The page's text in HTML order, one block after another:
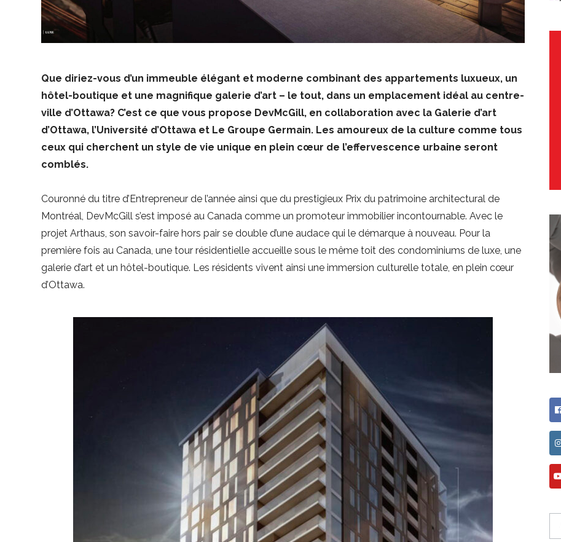
Que diriez-vous d’un immeuble élégant et moderne combinant des appartements luxueux, un
hôtel-boutique et une magnifique galerie d’art – le tout, dans un emplacement idéal au centre-
ville d’Ottawa? C’est ce que vous propose DevMcGill, en collaboration avec la Galerie d’art
d’Ottawa, l’Université d’Ottawa et Le Groupe Germain. Les amoureux de la culture comme tous
ceux qui cherchent un style de vie unique en plein cœur de l’effervescence urbaine seront
comblés.
Couronné du titre d’Entrepreneur de l’année ainsi que du prestigieux Prix du patrimoine architectural de
Montréal, DevMcGill s’est imposé au Canada comme un promoteur immobilier incontournable. Avec le
projet Arthaus, son savoir-faire hors pair se double d’une audace qui le démarque à nouveau. Pour la
première fois au Canada, une tour résidentielle accueille sous le même toit des condominiums de luxe, une
galerie d’art et un hôtel-boutique. Les résidents vivent ainsi une immersion culturelle totale, en plein cœur
d’Ottawa.